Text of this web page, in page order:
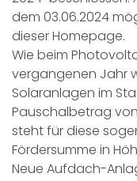
dem 03.06.2024
dieser Homepage.
Wie beim
vergangenen Jahr
Solaranlagen im
Pauschalbetrag
steht für diese
Fördersumme in
Neue Aufdach-